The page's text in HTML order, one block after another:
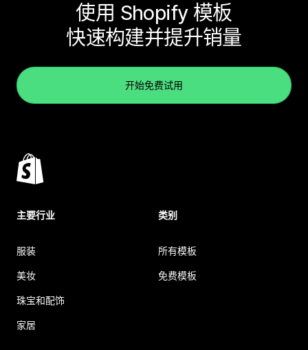
使用 Shopify 模板
快速构建并提升销量
开始免费试用
主要行业
服装
美妆
珠宝和配饰
家居
类别
所有模板
免费模板